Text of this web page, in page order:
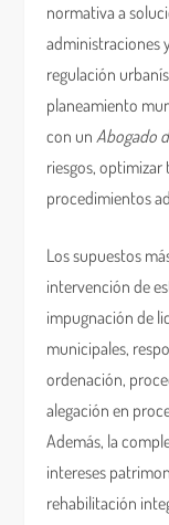
normativa a
administraciones
regulación
planeamiento
con unAbogado
riesgos,
procedimientos
Los supuestos
intervención de
impugnación de
municipales,
ordenación,
alegación en
Además, la
intereses
rehabilitación